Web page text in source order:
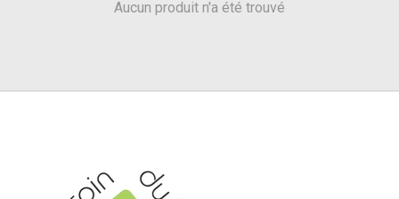
Aucun produit n'a été trouvé